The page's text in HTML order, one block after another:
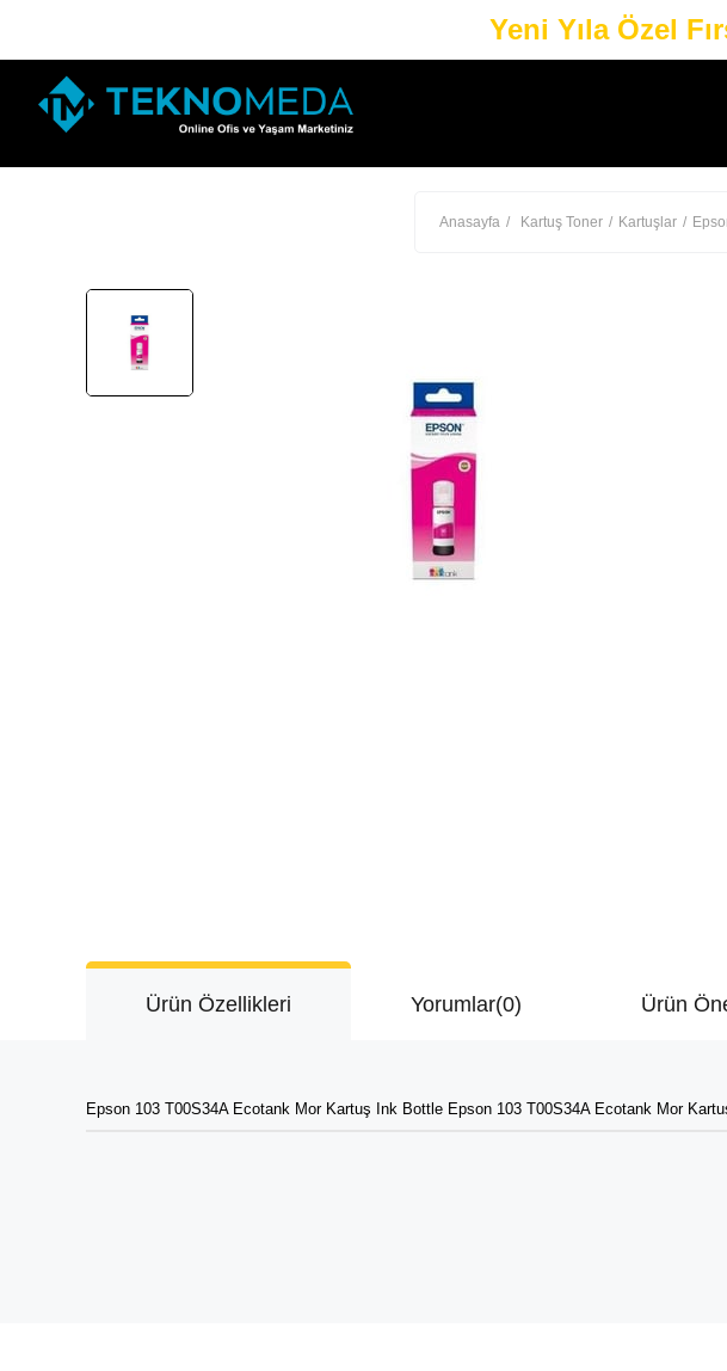
Yeni Yıla Özel
Anasayfa Kartuş Toner Kartuşlar
Ürün Özellikleri Yorumlar(0) Ürün
Epson 103 T00S34A Ecotank Mor Kartuş Ink Bottle Epson 103 T00S34A Ecotank Mor